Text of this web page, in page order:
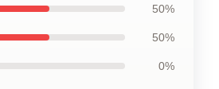
50%
50%
0%